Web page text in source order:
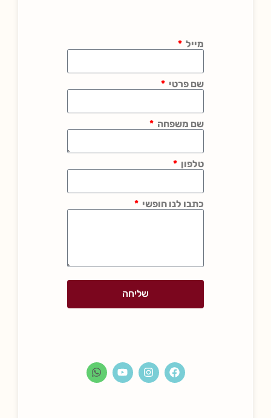
מייל
שם פרטי
שם משפחה
טלפון
כתבו לנו חופשי
שליחה